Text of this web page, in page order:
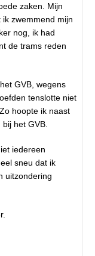
zaken. Mijn
zwemmend mijn
nog, ik had
de trams reden
GVB, wegens
tenslotte niet
hoopte ik naast
het GVB.
iedereen
sneu dat ik
uitzondering